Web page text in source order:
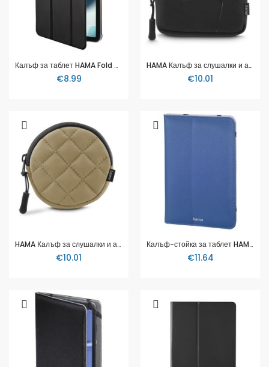
Калъф за таблет HAMA Fold Clear, За Apple iPad mini 8.3" (6th gen./2021), 216452
€8.99
HAMA Калъф за слушалки и аксесоари, с кука за закопчаване, органайзер, черна
€10.01
HAMA Калъф за слушалки и аксеосари, с кука тип карабина, кръгла, бежова
€10.01
Калъф-стойка за таблет HAMA Strap, 9.5 - 11", Син, 216430
€11.64